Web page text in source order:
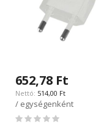
652,78 Ft
514,00 Ft
/ egységenként
Rating: